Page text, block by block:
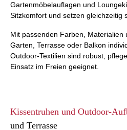
Gartenmöbelauflagen und
Sitzkomfort und setzen gleichzeitig
Mit passenden Farben, Materialien
Garten, Terrasse oder Balkon
Outdoor-Textilien sind robust,
Einsatz im Freien geeignet.
Kissentruhen und Outdoor-
und Terrasse